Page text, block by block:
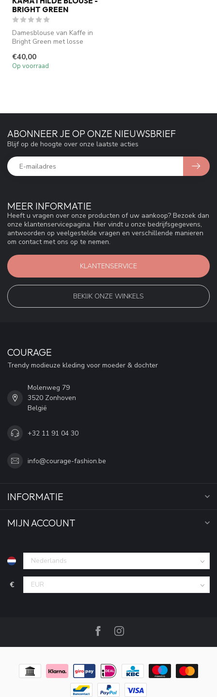
BRIGHT GREEN
Damesblouse van Kaffe in
Bright Green met losse
knooplijst. G...
€40,00
Op voorraad
MEER INFORMATIE
Heeft u vragen over onze producten of uw aankoop? Bezoek dan
onze klantenservicepagina. Hier vindt u onze bedrijfsgegevens,
antwoorden op veelgestelde vragen en verschillende manieren
om contact met ons op te nemen.
KLANTENSERVICE
BEKIJK ONZE WINKELS
ABONNEER JE OP ONZE NIEUWSBRIEF
Blijf op de hoogte over onze laatste acties
COURAGE
Trendy modieuze kleding voor moeder & dochter
Molenweg 79
3520 Zonhoven
België
+32 11 91 04 30
info@courage-fashion.be
INFORMATIE
MIJN ACCOUNT
€